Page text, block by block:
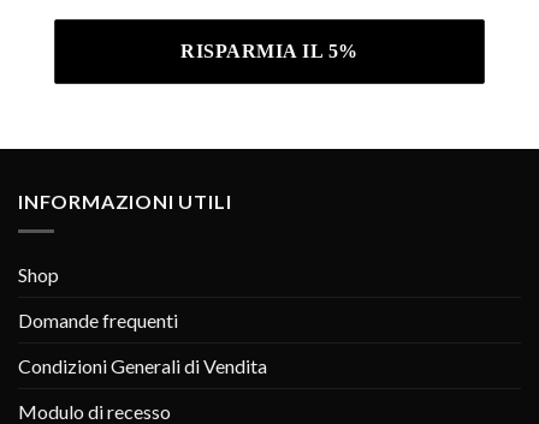
INFORMAZIONI UTILI
Shop
Domande frequenti
Condizioni Generali di Vendita
Modulo di recesso